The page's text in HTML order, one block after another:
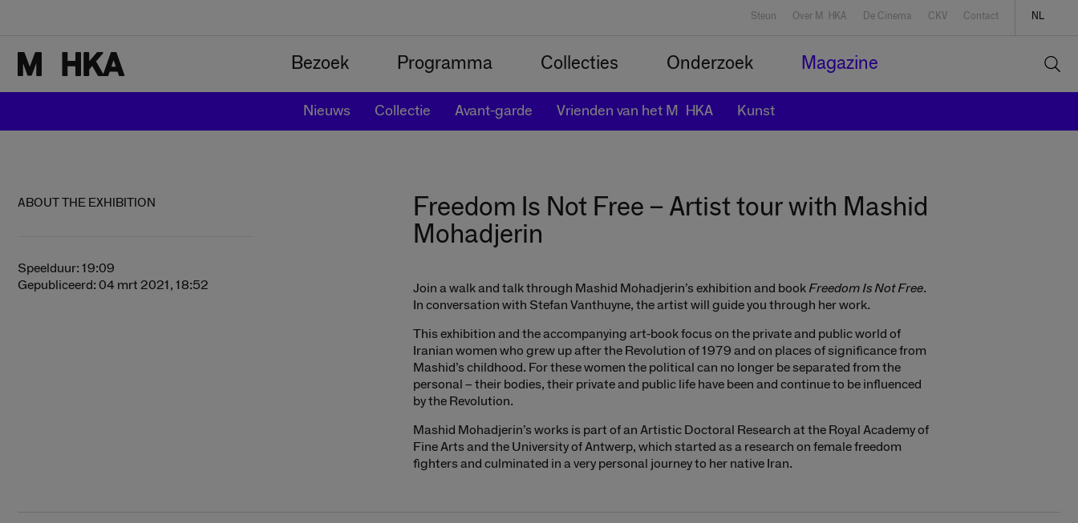
Steun Over Muhka De Cinema CKV Contact NL
Bezoek Programma Collecties Onderzoek Magazine
Nieuws Collectie Avant-garde Vrienden van het Muhka Kunst
ABOUT THE EXHIBITION
Speelduur: 19:09
Gepubliceerd: 04 mrt 2021 , 18:52
Freedom Is Not Free – Artist tour with Mashid
Mohadjerin
Join a walk and talk through Mashid Mohadjerin’s exhibition and bookFreedom Is Not Free.
In conversation with Stefan Vanthuyne, the artist will guide you through her work.
This exhibition and the accompanying art-book focus on the private and public world of
Iranian women who grew up after the Revolution of 1979 and on places of significance from
Mashid’s childhood. For these women the political can no longer be separated from the
personal – their bodies, their private and public life have been and continue to be influenced
by the Revolution.
Mashid Mohadjerin’s works is part of an Artistic Doctoral Research at the Royal Academy of
Fine Arts and the University of Antwerp, which started as a research on female freedom
fighters and culminated in a very personal journey to her native Iran.